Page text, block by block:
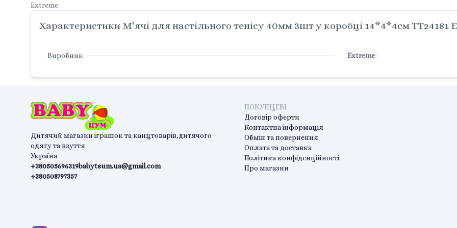
Extreme
Характеристики М'ячі для настільного тенісу 40мм 3шт у коробці 14*4*4см TT24181
Виробник Extreme
Дитячий магазин іграшок та канцтоварів,дитячого
одягу та взуття
Україна
+380505696319
+380508797357
babytsum.ua@gmail.com
ПОКУПЦЕВІ
Договір оферти
Контактна інформація
Обмін та повернення
Оплата та доставка
Політика конфіденційності
Про магазин